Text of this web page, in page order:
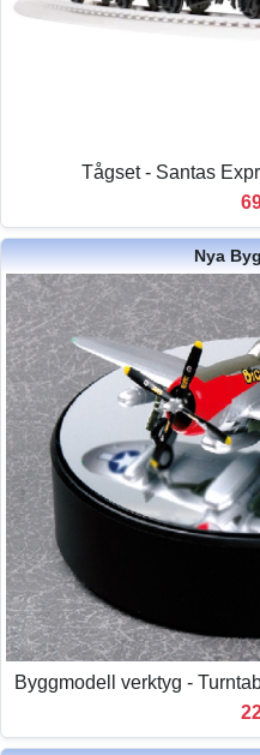
Tågset - Santas
Nya
Byggmodell verktyg -